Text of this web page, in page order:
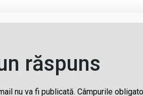
răspuns
nu va fi publicată. Câmpurile